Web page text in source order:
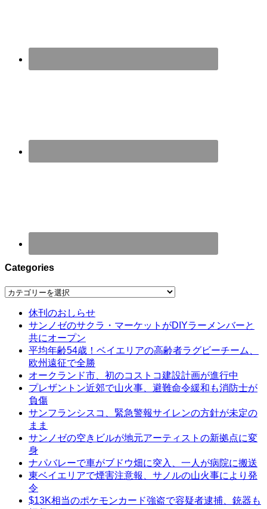
Categories
Categories
休刊のおしらせ
サンノゼのサクラ・マーケットがDIYラーメンバーと
共にオープン
平均年齢54歳！ベイエリアの高齢者ラグビーチーム、
欧州遠征で全勝
オークランド市、初のコストコ建設計画が進行中
プレザントン近郊で山火事、避難命令緩和も消防士が
負傷
サンフランシスコ、緊急警報サイレンの方針が未定の
まま
サンノゼの空きビルが地元アーティストの新拠点に変
身
ナパバレーで車がブドウ畑に突入、一人が病院に搬送
東ベイエリアで煙害注意報、サノルの山火事により発
令
$13K相当のポケモンカード強盗で容疑者逮捕、銃器も